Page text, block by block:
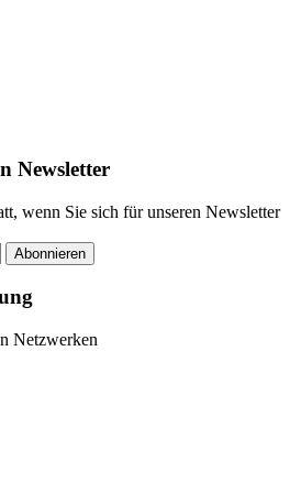
Newsletter
wenn Sie sich für unseren Newsletter
Abonnieren
Netzwerken